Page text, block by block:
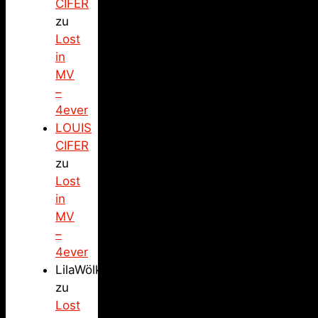
CIFER
zu
Lost
in
MV
–
4ever
LOUIS
CIFER
zu
Lost
in
MV
–
4ever
LilaWölkchen
zu
Lost